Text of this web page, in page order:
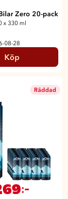
Zero 20-pack
x 330 ml
08-28
Köp
Räddad
:-